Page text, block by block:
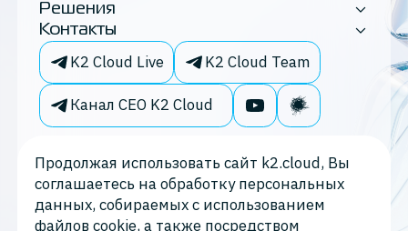
Решения
Контакты
K2 Cloud Live K2 Cloud Team
Канал CEO K2 Cloud
Продолжая использовать сайт k2.cloud, Вы
соглашаетесь на обработку персональных
данных, собираемых с использованием
файлов cookie, а также посредством